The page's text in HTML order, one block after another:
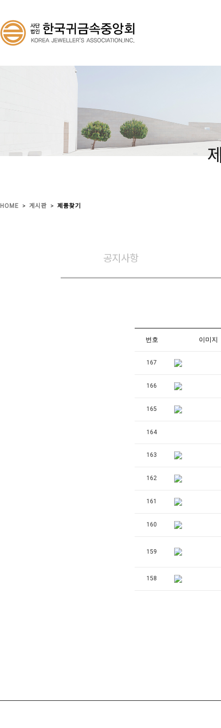
HOME > 게시판 > 제품찾기
공지사항
번호 이미지
167
166
165
164
163
162
161
160
159
158